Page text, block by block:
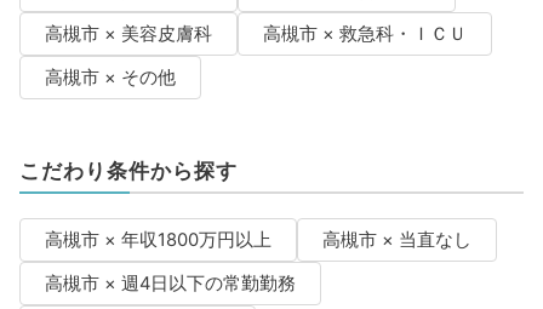
高槻市 × 美容皮膚科
高槻市 × 救急科・ＩＣＵ
高槻市 × その他
こだわり条件から探す
高槻市 × 年収1800万円以上
高槻市 × 当直なし
高槻市 × 週4日以下の常勤勤務